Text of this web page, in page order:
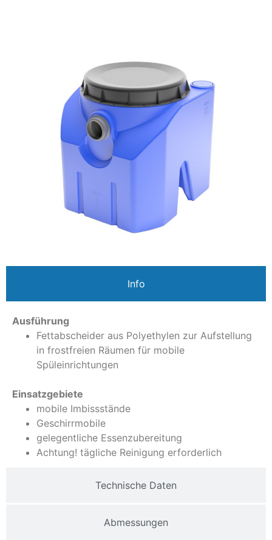
Info
Technische Daten
Abmessungen
Ausführung
Fettabscheider aus Polyethylen zur Aufstellung
in frostfreien Räumen für mobile
Spüleinrichtungen
Einsatzgebiete
mobile Imbissstände
Geschirrmobile
gelegentliche Essenzubereitung
Achtung! tägliche Reinigung erforderlich